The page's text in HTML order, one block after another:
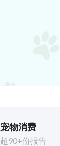
宠物消费
超90+份报告